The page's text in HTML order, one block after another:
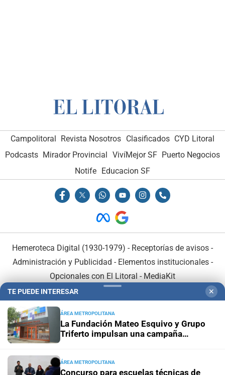
Campolitoral Revista Nosotros Clasificados CYD Litoral
Podcasts Mirador Provincial VivíMejor SF Puerto Negocios
Notife Educacion SF
Hemeroteca Digital (1930-1979) - Receptorías de avisos -
Administración y Publicidad - Elementos institucionales-
Opcionales con El Litoral - MediaKit
En Asociación con:
TE PUEDE INTERESAR ✕
ÁREA METROPOLITANA
La Fundación Mateo Esquivo y Grupo
Triferto impulsan una campaña
cáncer
ÁREA METROPOLITANA
Concurso para escuelas técnicas de